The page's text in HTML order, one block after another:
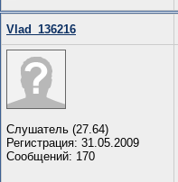
Vlad_136216
Слушатель (27.64)
Регистрация: 31.05.2009
Сообщений: 170